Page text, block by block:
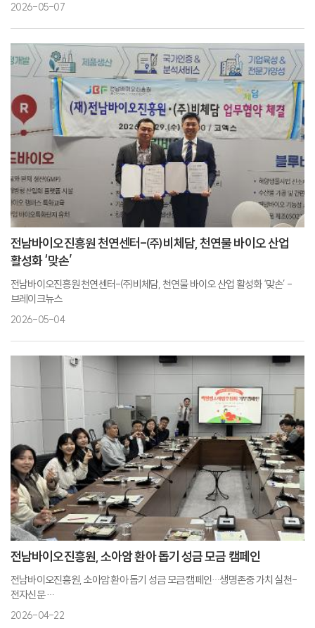
2026-05-07
전남바이오진흥원 천연센터-㈜비체담, 천연물 바이오 산업
활성화 ‘맞손’
전남바이오진흥원 천연센터-㈜비체담, 천연물 바이오 산업 활성화 ‘맞손’ -
브레이크뉴스
2026-05-04
전남바이오진흥원, 소아암 환아 돕기 성금 모금 캠페인
전남바이오진흥원, 소아암 환아 돕기 성금 모금 캠페인…생명존중 가치 실천-
전자신문
전남바이오진흥원, 백혈병·소아암 환아 돕기 '기부 캠페인'... 사회공헌 실천-
2026-04-22